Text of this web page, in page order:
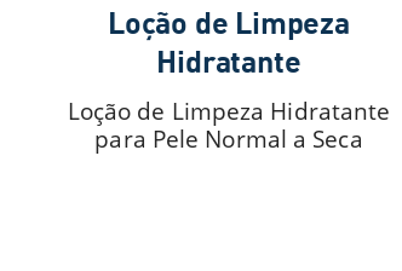
Loção de Limpeza
Hidratante
Loção de Limpeza Hidratante
para Pele Normal a Seca